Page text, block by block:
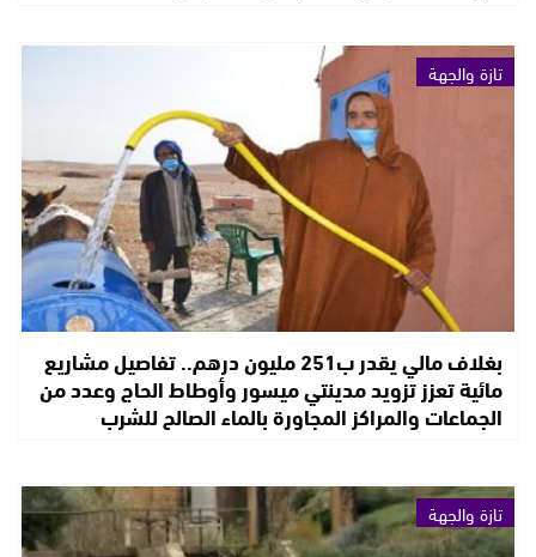
تازة والجهة
بغلاف مالي يقدر ب251 مليون درهم.. تفاصيل مشاريع
مائية تعزز تزويد مدينتي ميسور وأوطاط الحاج وعدد من
الجماعات والمراكز المجاورة بالماء الصالح للشرب
تازة والجهة